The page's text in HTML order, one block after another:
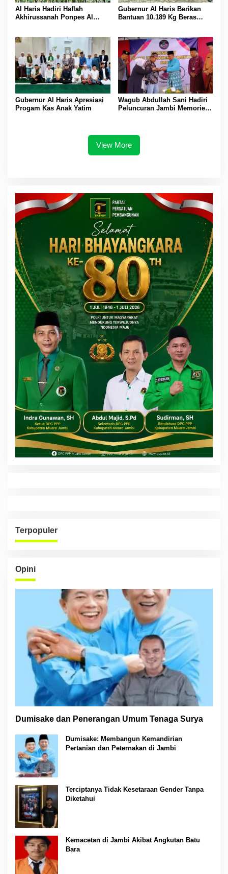
Al Haris Hadiri Haflah
Akhirussanah Ponpes Al
Gubernur Al Haris Berikan
Bantuan 10.189 Kg Beras
Gubernur Al Haris Apresiasi
Progam Kas Anak Yatim
Wagub Abdullah Sani Hadiri
Peluncuran Jambi Memories
View More
Terpopuler
Opini
Dumisake dan Penerangan Umum Tenaga Surya
Dumisake: Membangun Kemandirian
Pertanian dan Peternakan di Jambi
Terciptanya Tidak Kesetaraan Gender Tanpa
Diketahui
Kemacetan di Jambi Akibat Angkutan Batu
Bara